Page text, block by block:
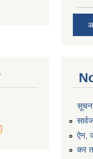
ऐन,
कर